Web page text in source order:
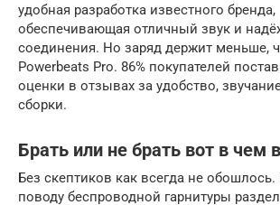
удобная разработка известного бренда,
обеспечивающая отличный звук и
соединения. Но заряд держит меньше,
Powerbeats Pro. 86% покупателей
оценки в отзывах за удобство,
сборки.
Брать или не брать вот в чем
Без скептиков как всегда не
поводу беспроводной гарнитуры